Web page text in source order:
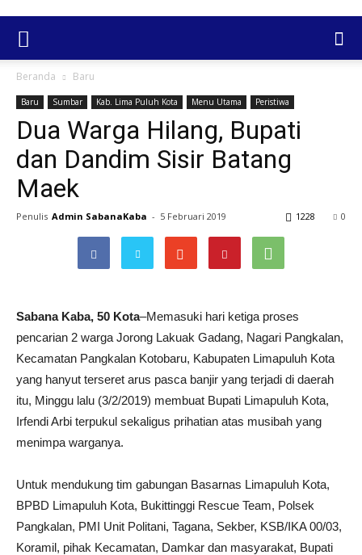
Beranda Baru
Baru Sumbar Kab. Lima Puluh Kota Menu Utama Peristiwa
Dua Warga Hilang, Bupati
dan Dandim Sisir Batang
Maek
Penulis Admin SabanaKaba - 5 Februari 2019 0
1228
Sabana Kaba, 50 Kota–Memasuki hari ketiga proses
pencarian 2 warga Jorong Lakuak Gadang, Nagari Pangkalan,
Kecamatan Pangkalan Kotobaru, Kabupaten Limapuluh Kota
yang hanyut terseret arus pasca banjir yang terjadi di daerah
itu, Minggu lalu (3/2/2019) membuat Bupati Limapuluh Kota,
Irfendi Arbi terpukul sekaligus prihatian atas musibah yang
menimpa warganya.
Untuk mendukung tim gabungan Basarnas Limapuluh Kota,
BPBD Limapuluh Kota, Bukittinggi Rescue Team, Polsek
Pangkalan, PMI Unit Politani, Tagana, Sekber, KSB/IKA 00/03,
Koramil, pihak Kecamatan, Damkar dan masyarakat, Bupati